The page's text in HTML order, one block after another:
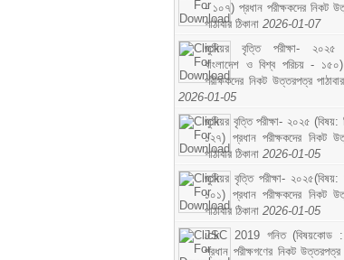
- ১০৭) প্রধান পরীক্ষকদের নিকট
পাঠাবার ঠিকানা 2026-01-07
জুনিয়র বৃত্তি পরীক্ষা- ২০২৫
বাংলাদেশ ও বিশ্ব পরিচয় -
পরীক্ষকদের নিকট উত্তরপত্র
2026-01-05
জুনিয়র বৃত্তি পরীক্ষা- ২০২৫ (বিষয়:
১২৭) প্রধান পরীক্ষকদের নিকট
পাঠাবার ঠিকানা 2026-01-05
জুনিয়র বৃত্তি পরীক্ষা- ২০২৫(বিষয়:
১০১) প্রধান পরীক্ষকদের নিকট
পাঠাবার ঠিকানা 2026-01-05
JSC 2019 গনিত (বিষয়কোড
প্রধান পরীক্ষগণের নিকট উত্তরপত্র